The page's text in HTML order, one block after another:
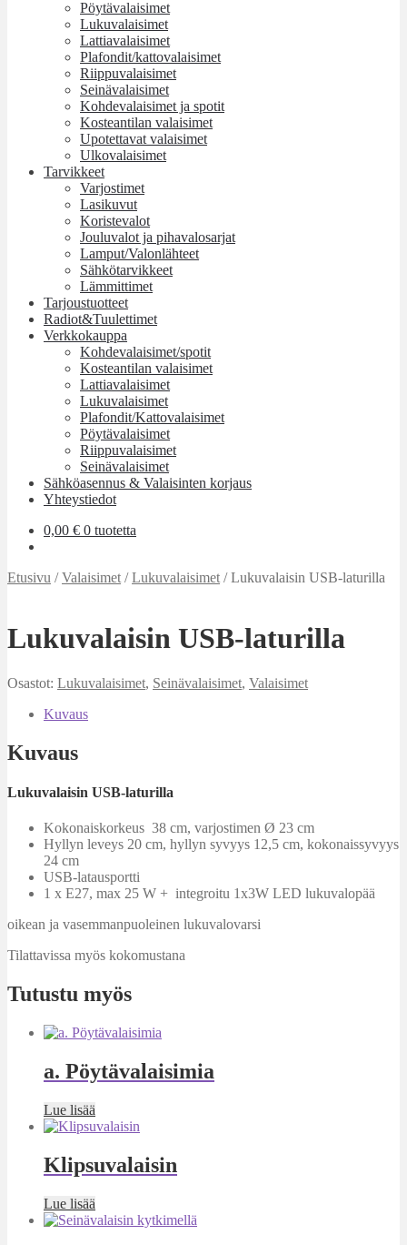
Pöytävalaisimet
Lukuvalaisimet
Lattiavalaisimet
Plafondit/kattovalaisimet
Riippuvalaisimet
Seinävalaisimet
Kohdevalaisimet ja spotit
Kosteantilan valaisimet
Upotettavat valaisimet
Ulkovalaisimet
Tarvikkeet
Varjostimet
Lasikuvut
Koristevalot
Jouluvalot ja pihavalosarjat
Lamput/Valonlähteet
Sähkötarvikkeet
Lämmittimet
Tarjoustuotteet
Radiot&Tuulettimet
Verkkokauppa
Kohdevalaisimet/spotit
Kosteantilan valaisimet
Lattiavalaisimet
Lukuvalaisimet
Plafondit/Kattovalaisimet
Pöytävalaisimet
Riippuvalaisimet
Seinävalaisimet
Sähköasennus & Valaisinten korjaus
Yhteystiedot
0,00 € 0 tuotetta
Etusivu /Valaisimet /Lukuvalaisimet /Lukuvalaisin USB-laturilla
Lukuvalaisin USB-laturilla
Osastot: Lukuvalaisimet, Seinävalaisimet, Valaisimet
Kuvaus
Kuvaus
Lukuvalaisin USB-laturilla
Kokonaiskorkeus 38 cm, varjostimen Ø 23 cm
Hyllyn leveys 20 cm, hyllyn syvyys 12,5 cm, kokonaissyvyys
24 cm
USB-latausportti
1 x E27, max 25 W + integroitu 1x3W LED lukuvalopää
oikean ja vasemmanpuoleinen lukuvalovarsi
Tilattavissa myös kokomustana
Tutustu myös
a. Pöytävalaisimia
Lue lisää
Klipsuvalaisin
Lue lisää